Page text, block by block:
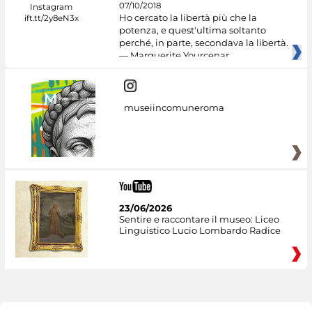
07/10/2018
Ho cercato la libertà più che la
potenza, e quest'ultima soltanto
perché, in parte, secondava la libertà.
— Marguerite Yourcenar
museiincomuneroma
23/06/2026
Sentire e raccontare il museo: Liceo
Linguistico Lucio Lombardo Radice